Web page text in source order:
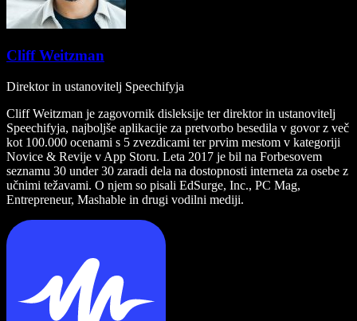
Cliff Weitzman
Direktor in ustanovitelj Speechifyja
Cliff Weitzman je zagovornik disleksije ter direktor in ustanovitelj
Speechifyja, najboljše aplikacije za pretvorbo besedila v govor z več
kot 100.000 ocenami s 5 zvezdicami ter prvim mestom v kategoriji
Novice & Revije v App Storu. Leta 2017 je bil na Forbesovem
seznamu 30 under 30 zaradi dela na dostopnosti interneta za osebe z
učnimi težavami. O njem so pisali EdSurge, Inc., PC Mag,
Entrepreneur, Mashable in drugi vodilni mediji.